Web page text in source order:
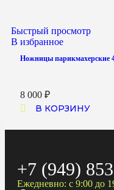
Быстрый просмотр
В избранное
Ножницы парикмахерские
8 000 ₽
В КОРЗИНУ
+7 (949)
Ежедневно: с 9:00 до